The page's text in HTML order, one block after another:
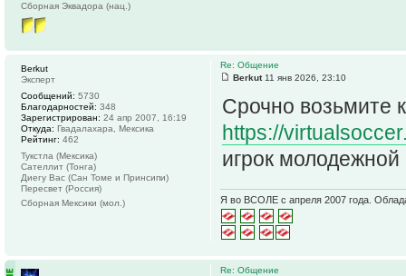
Сборная Эквадора (нац.)
Re: Общение
Berkut11 янв 2026, 23:10
Срочно возьмите
https://
игрок
Я во ВСОЛЕ с апреля 2007 года.
Berkut
Эксперт
Сообщений: 5730
Благодарностей: 348
Зарегистрирован: 24 апр 2007, 16:19
Откуда: Гвадалахара, Мексика
Рейтинг: 462
Тукстла (Мексика)
Сателлит (Тонга)
Диегу Вас (Сан Томе и Принсипи)
Пересвет (Россия)
Сборная Мексики (мол.)
Re: Общение